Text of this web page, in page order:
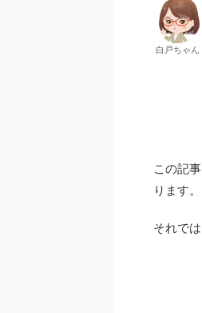
白戸ちゃん
この記
ります。
それで